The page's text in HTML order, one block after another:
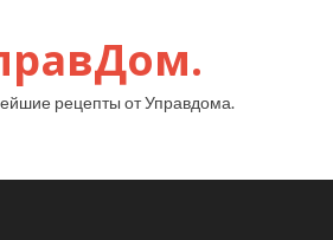
рецепты от Управдома.